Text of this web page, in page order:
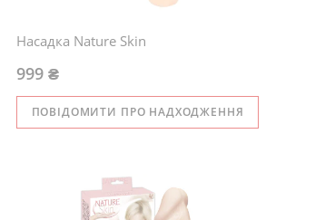
Насадка Nature Skin
ПОВІДОМИТИ ПРО НАДХОДЖЕННЯ
999 ₴